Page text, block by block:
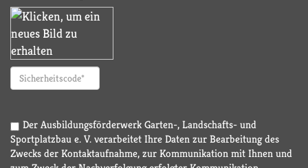
Der Ausbildungsförderwerk Garten-, Landschafts- und
Sportplatzbau e. V. verarbeitet Ihre Daten zur Bearbeitung des
Zwecks der Kontaktaufnahme, zur Kommunikation mit Ihnen und